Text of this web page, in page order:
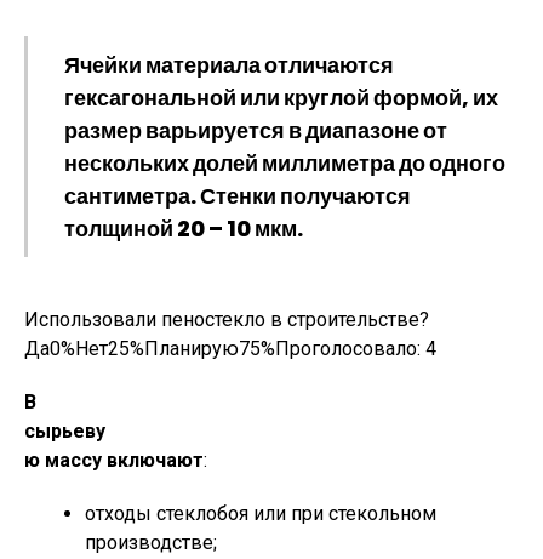
Ячейки материала отличаются
гексагональной или круглой формой, их
размер варьируется в диапазоне от
нескольких долей миллиметра до одного
сантиметра. Стенки получаются
толщиной 20 – 10 мкм.
Использовали пеностекло в строительстве?
Да0%Нет25%Планирую75%Проголосовало: 4
В
сырьеву
ю массу включают:
отходы стеклобоя или при стекольном
производстве;